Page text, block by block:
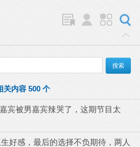
关内容 500 个
宾被男嘉宾辣哭了，这期节目太
好感，最后的选择不负期待，两人